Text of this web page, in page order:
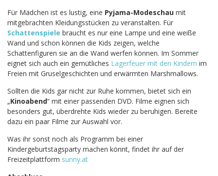
Für Mädchen ist es lustig, eine Pyjama-Modeschau mit
mitgebrachten Kleidungsstücken zu veranstalten. Für
Schattenspiele braucht es nur eine Lampe und eine weiße
Wand und schon können die Kids zeigen, welche
Schattenfiguren sie an die Wand werfen können. Im Sommer
eignet sich auch ein gemütliches Lagerfeuer mit den Kindern im
Freien mit Gruselgeschichten und erwärmten Marshmallows.
Sollten die Kids gar nicht zur Ruhe kommen, bietet sich ein
„Kinoabend“ mit einer passenden DVD. Filme eignen sich
besonders gut, überdrehte Kids wieder zu beruhigen. Bereite
dazu ein paar Filme zur Auswahl vor.
Was ihr sonst noch als Programm bei einer
Kindergeburtstagsparty machen könnt, findet ihr auf der
Freizeitplattform sunny.at